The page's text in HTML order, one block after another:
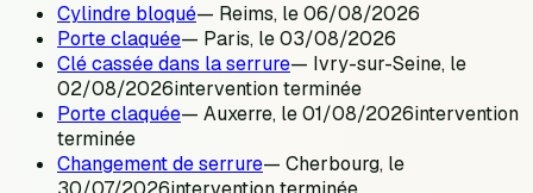
Cylindre bloqué— Reims, le06/08/2026
Porte claquée— Paris, le03/08/2026
Clé cassée dans la serrure— Ivry-sur-Seine, le
02/08/2026intervention terminée
Porte claquée— Auxerre, le01/08/2026intervention
terminée
Changement de serrure— Cherbourg, le